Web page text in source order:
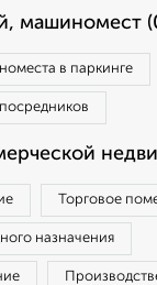
машиномест
в паркинге
Торговое
назначения